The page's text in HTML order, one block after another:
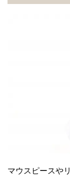
マウスピースや